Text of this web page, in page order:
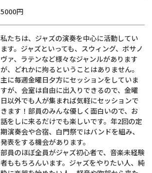
5000円
私たちは、ジャズの演奏を中心に活動してい
ます。ジャズといっても、スウィング、ボサノ
ヴァ、ラテンなど様々なジャンルがあります
が、どれかに拘るということはありません。
主に毎週金曜日夕方にセッションをしていま
すが、会室は自由に出入りできるので、金曜
日以外でも人が集まれば気軽にセッションで
きます！部員のみんな優しく面白いので、お
話をしに来るだけでも楽しいです。年2回の定
期演奏会や合宿、白門祭ではバンドを組み、
発表をする機会があります。
部員のほぼ全員がジャズ初心者で、音楽未経験
者ももちろんいます。ジャズをやりたい人、純